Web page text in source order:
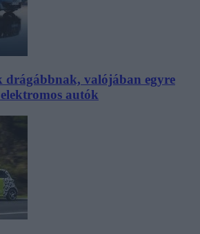
drágábbnak, valójában egyre
autók